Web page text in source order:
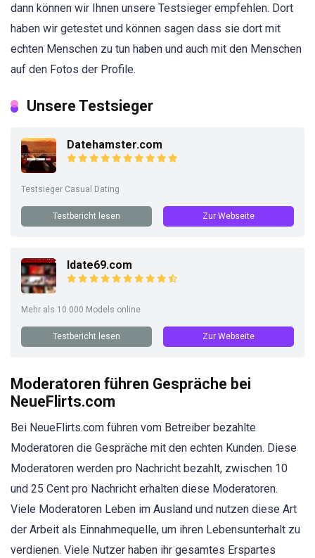
dann können wir Ihnen unsere Testsieger empfehlen. Dort
haben wir getestet und können sagen dass sie dort mit
echten Menschen zu tun haben und auch mit den Menschen
auf den Fotos der Profile.
Unsere Testsieger
Datehamster.com
Testsieger Casual Dating
Testbericht lesen Zur Webseite
Idate69.com
Mehr als 10.000 Models online
Testbericht lesen Zur Webseite
Moderatoren führen Gespräche bei
NeueFlirts.com
Bei NeueFlirts.com führen vom Betreiber bezahlte
Moderatoren die Gespräche mit den echten Kunden. Diese
Moderatoren werden pro Nachricht bezahlt, zwischen 10
und 25 Cent pro Nachricht erhalten diese Moderatoren.
Viele Moderatoren Leben im Ausland und nutzen diese Art
der Arbeit als Einnahmequelle, um ihren Lebensunterhalt zu
verdienen. Viele Nutzer haben ihr gesamtes Erspartes